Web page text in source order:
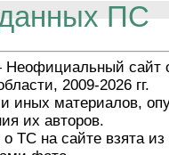
ПС
сайт
2009-2026 гг.
иных материалов,
их авторов.
ТС на сайте взята из